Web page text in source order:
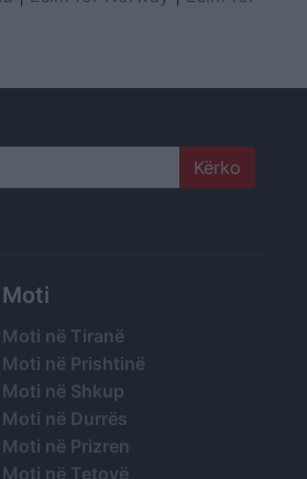
Moti
Moti në Tiranë
Moti në Prishtinë
Moti në Shkup
Moti në Durrës
Moti në Prizren
Moti në Tetovë